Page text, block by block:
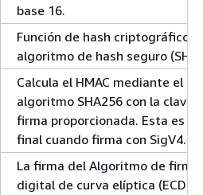
base 16.
Función de hash criptográfico
algoritmo de hash seguro
Calcula el HMAC mediante el
algoritmo SHA256 con la clave
firma proporcionada. Esta es la
final cuando firma con SigV4.
La firma del Algoritmo de firma
digital de curva elíptica